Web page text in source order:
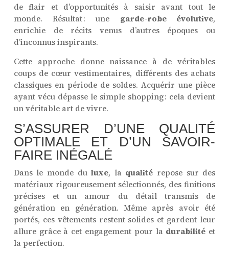
de flair et d’opportunités à saisir avant tout le
monde. Résultat : une garde-robe évolutive,
enrichie de récits venus d’autres époques ou
d’inconnus inspirants.
Cette approche donne naissance à de véritables
coups de cœur vestimentaires, différents des achats
classiques en période de soldes. Acquérir une pièce
ayant vécu dépasse le simple shopping : cela devient
un véritable art de vivre.
S’ASSURER D’UNE QUALITÉ
OPTIMALE ET D’UN SAVOIR-
FAIRE INÉGALÉ
Dans le monde duluxe, la qualité repose sur des
matériaux rigoureusement sélectionnés, des finitions
précises et un amour du détail transmis de
génération en génération. Même après avoir été
portés, ces vêtements restent solides et gardent leur
allure grâce à cet engagement pour la durabilité et
la perfection.